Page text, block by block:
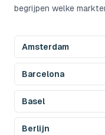
begrijpen welke
Amsterdam
Barcelona
Basel
Berlijn